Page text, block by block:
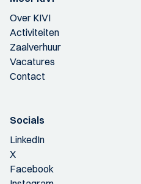
Over KIVI
Activiteiten
Zaalverhuur
Vacatures
Contact
Socials
LinkedIn
X
Facebook